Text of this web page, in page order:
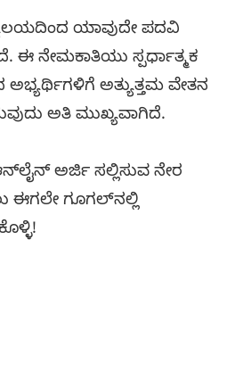
ಯಾವುದೇ ಪದವಿ
ಈ ನೇಮಕಾತಿಯು ಸ್ಪರ್ಧಾತ್ಮಕ
ಅತ್ಯುತ್ತಮ ವೇತನ
ಅತಿ ಮುಖ್ಯವಾಗಿದೆ.
ಅರ್ಜಿ ಸಲ್ಲಿಸುವ ನೇರ
ಈಗಲೇ ಗೂಗಲ್‌ನಲ್ಲಿ